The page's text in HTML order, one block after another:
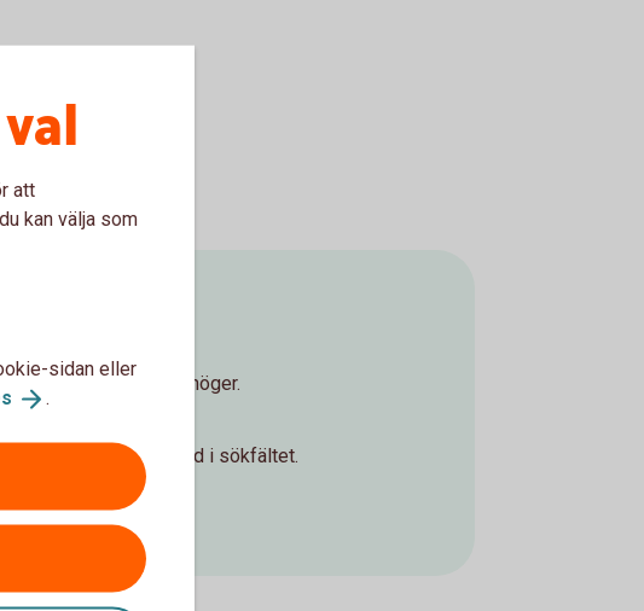
längst upp till höger.
eller obligationsfond i sökfältet.
att
kan välja som
sidan eller
.